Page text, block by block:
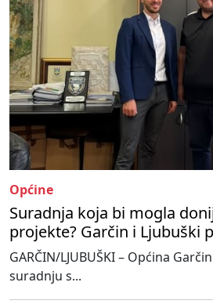
Općine
Suradnja koja bi mogla
projekte? Garčin i Ljubuški
GARČIN/LJUBUŠKI – Općina
suradnju s...